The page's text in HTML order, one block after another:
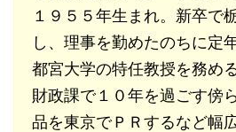
１９５５年生まれ。新卒で
し、理事を勤めたのちに定
都宮大学の特任教授を務め
財政課で１０年を過ごす傍
品を東京でＰＲするなど幅